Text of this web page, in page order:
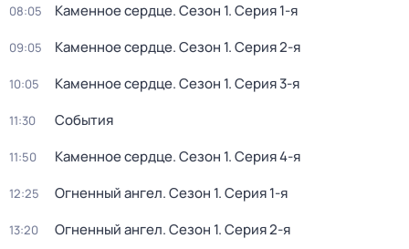
08:05 Каменное сердце. Сезон 1. Серия 1-я
09:05 Каменное сердце. Сезон 1. Серия 2-я
10:05 Каменное сердце. Сезон 1. Серия 3-я
11:30 События
11:50 Каменное сердце. Сезон 1. Серия 4-я
12:25 Огненный ангел. Сезон 1. Серия 1-я
13:20 Огненный ангел. Сезон 1. Серия 2-я